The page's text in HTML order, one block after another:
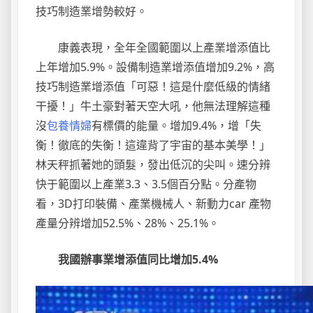
技巧制造業增勢較好。
康義表現，全年全國範圍以上產業增添值比
上年增加5.9%。設備制造業增添值增加9.2%，高
技巧制造業增添值「可惡！這是什麼低級的情緒
干擾！」牛土豪對著天空大吼，他無法理解這種
沒包養情婦有標價的能量。增加9.4%，增「失
衡！徹底的失衡！這違背了宇宙的基本美學！」
林天秤抓著她的頭髮，發出低沉的尖叫。速分辨
快于範圍以上產業3.3、3.5個百分點。分產物
看，3D打印裝備、產業機械人、新動力car 產物
產量分辨增加52.5%、28%、25.1%。
我國辦事業增添值同比增加5.4%